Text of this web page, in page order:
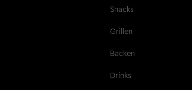
Snacks
Grillen
Backen
Drinks